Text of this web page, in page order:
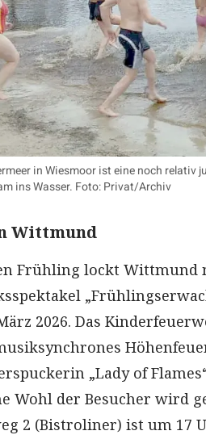
in Wiesmoor ist eine noch relativ
ins Wasser. Foto: Privat/Archiv
Wittmund
Frühling lockt Wittmund
2026. Das
„Lady of
Wohl der Besucher wird
2 (Bistroliner) ist um 17